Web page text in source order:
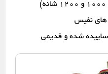
های نفیس
شده و قدیمی